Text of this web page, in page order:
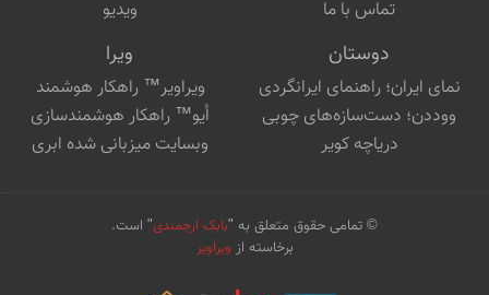
تماس با ما
ویدیو
دوستان
نمای ایران؛ راهنمای ایرانگردی
ووددن؛ دست‌سازه‌های چوبی
دریاچه کویر
ویرا
ویراویر™ راهکار هوشمند
اُیو™ راهکار هوشمندسازی
وبسایت میزبانی شده ابری
© تمامی حقوق متعلق به "بابک ارجمندی" است.
برخاسته از ویراویر